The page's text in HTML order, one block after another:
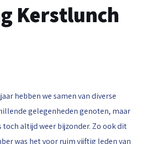
Kerstlunch
hebben we samen van diverse
gelegenheden genoten, maar
toch altijd weer bijzonder. Zo ook dit
was het voor ruim vijftig leden van